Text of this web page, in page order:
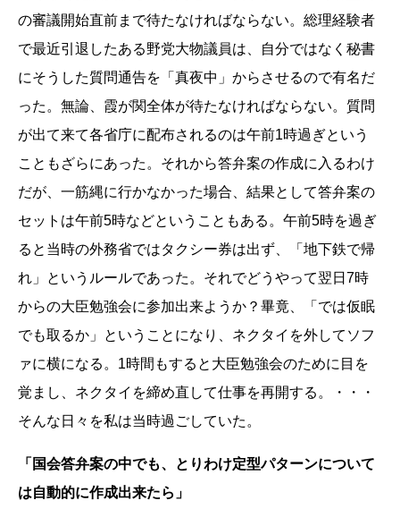
の審議開始直前まで待たなければならない。総理経験者
で最近引退したある野党大物議員は、自分ではなく秘書
にそうした質問通告を「真夜中」からさせるので有名だ
った。無論、霞が関全体が待たなければならない。質問
が出て来て各省庁に配布されるのは午前1時過ぎという
こともざらにあった。それから答弁案の作成に入るわけ
だが、一筋縄に行かなかった場合、結果として答弁案の
セットは午前5時などということもある。午前5時を過ぎ
ると当時の外務省ではタクシー券は出ず、「地下鉄で帰
れ」というルールであった。それでどうやって翌日7時
からの大臣勉強会に参加出来ようか？畢竟、「では仮眠
でも取るか」ということになり、ネクタイを外してソフ
ァに横になる。1時間もすると大臣勉強会のために目を
覚まし、ネクタイを締め直して仕事を再開する。・・・
そんな日々を私は当時過ごしていた。
「国会答弁案の中でも、とりわけ定型パターンについて
は自動的に作成出来たら」